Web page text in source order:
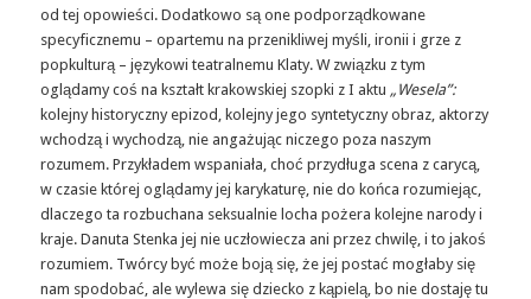
od tej opowieści. Dodatkowo są one podporządkowane
specyficznemu – opartemu na przenikliwej myśli, ironii i grze z
popkulturą – językowi teatralnemu Klaty. W związku z tym
oglądamy coś na kształt krakowskiej szopki z I aktu „Wesela”:
kolejny historyczny epizod, kolejny jego syntetyczny obraz, aktorzy
wchodzą i wychodzą, nie angażując niczego poza naszym
rozumem. Przykładem wspaniała, choć przydługa scena z carycą,
w czasie której oglądamy jej karykaturę, nie do końca rozumiejąc,
dlaczego ta rozbuchana seksualnie locha pożera kolejne narody i
kraje. Danuta Stenka jej nie uczłowiecza ani przez chwilę, i to jakoś
rozumiem. Twórcy być może boją się, że jej postać mogłaby się
nam spodobać, ale wylewa się dziecko z kąpielą, bo nie dostaję tu